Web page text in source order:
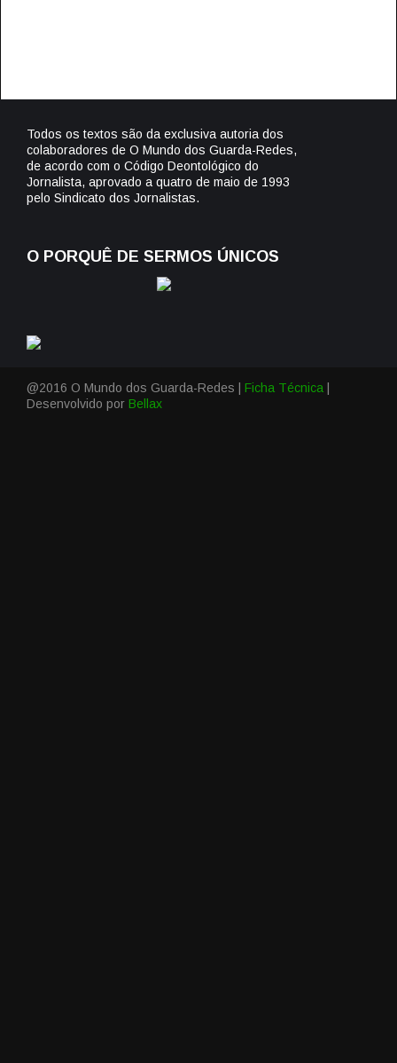
Todos os textos são da exclusiva autoria dos
colaboradores de O Mundo dos Guarda-Redes,
de acordo com o Código Deontológico do
Jornalista, aprovado a quatro de maio de 1993
pelo Sindicato dos Jornalistas.
O PORQUÊ DE SERMOS ÚNICOS
@2016 O Mundo dos Guarda-Redes | Ficha Técnica
Desenvolvido por Bellax